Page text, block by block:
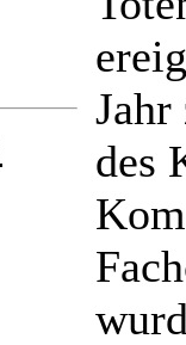
des